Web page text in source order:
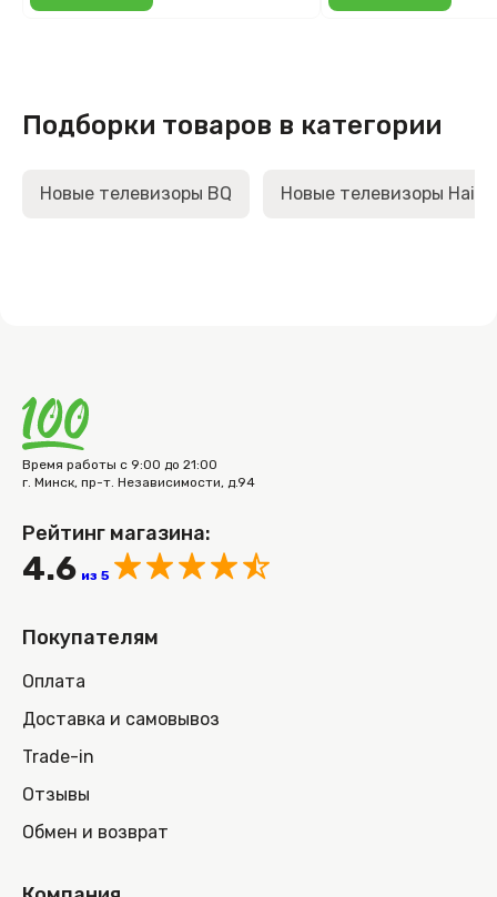
Подборки товаров в категории
Новые телевизоры BQ Новые телевизоры Haier
Время работы с 9:00 до 21:00
г. Минск, пр-т. Независимости, д.94
Рейтинг магазина:
4.6 из 5
Покупателям
Оплата
Доставка и самовывоз
Trade-in
Отзывы
Обмен и возврат